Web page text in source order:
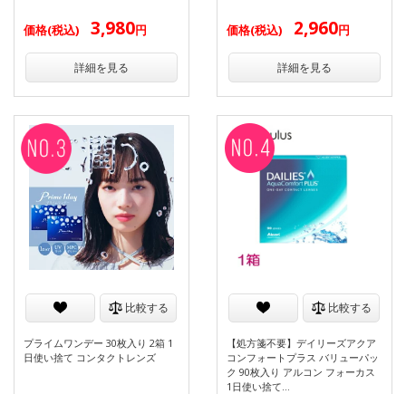
価格(税込) 3,980円
詳細を見る
価格(税込) 2,960円
詳細を見る
比較する
プライムワンデー 30枚入り 2箱 1
日使い捨て コンタクトレンズ
比較する
【処方箋不要】デイリーズアクア
コンフォートプラス バリューパッ
ク 90枚入り アルコン フォーカス
1日使い捨て…